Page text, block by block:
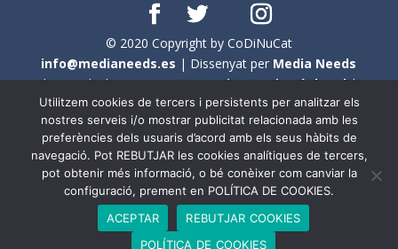
© 2020 Copyright by CoDiNuCat
info@medianeeds.es | Dissenyat per Media Needs
| Tots els drets reservats aCoDiNuCat |Avís legal|
Avís per cookies
En aquest web s'ha tingut en compte l'ús no sexista del
llenguatge. No obstant això, i a causa de la seva
extensió, no s'ha pogut fer de manera exhaustiva. Per
aquest motiu, a vegades , s'ha utilitzat el femení com a
genèric, atès que és una professió que compta amb al
Utilitzem cookies de tercers i persistents per analitzar els
nostres serveis i/o mostrar publicitat relacionada amb les
preferències dels usuaris d’acord amb els seus hàbits de
navegació. Pot REBUTJAR les cookies analítiques de tercers,
pot obtenir més informació, o bé conèixer com canviar la
configuració, prement en POLÍTICA DE COOKIES.
ACEPTAR
REBUTJAR COOKIES
POLÍTICA DE COOKIES